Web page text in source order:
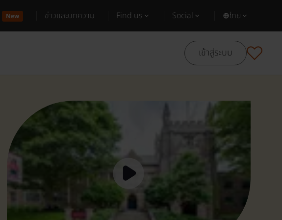
New ข่าวและบทความ Find us Social ไทย
เข้าสู่ระบบ